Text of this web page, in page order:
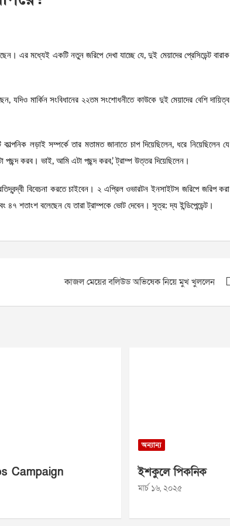
এর মধ্যেই একটি নতুন জরিপে দেখা যাচ্ছে যে, দুই মেয়াদের প্রেসিডেন্ট বারাক
যদিও মার্কিন সংবিধানের ২২তম সংশোধনীতে কাউকে দুই মেয়াদের বেশি দায়িত্ব
লড়াই সম্পর্কে তার মতামত জানাতে চাপ দিয়েছিলেন, ধরে নিয়েছিলেন যে
করব। ভাই, আমি এটা পছন্দ করব,’ ট্রাম্প উত্তর দিয়েছিলেন।
বিবেচনা করতে চাইবেন। ২ এপ্রিল ওভারটন ইনসাইটস জরিপে জরিপ করা
শতাংশ বলেছেন যে তারা ট্রাম্পকে ভোট দেবেন। সূত্র: দ্য ইন্ডিপেন্ডেন্ট।
কাজল মেয়ের বলিউড অভিষেক নিয়ে মুখ খুললেন
Campaign
অন্যান্য
ইশকুলে পিকনিক
মার্চ ১৬, ২০২৫